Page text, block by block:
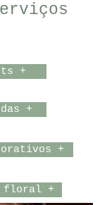
+
+
+
floral +